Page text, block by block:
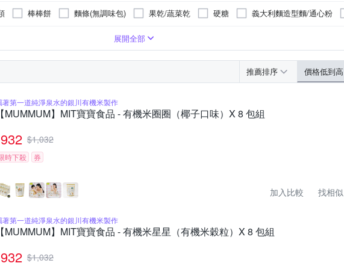
棒棒餅 麵條(無調味包) 果乾/蔬菜乾 硬糖 義大利麵造型麵/通心粉
依包裝顯示
幼兒肉泥 奶粉
依商品包裝顯示
展開全部
推薦排序 價格低到高
著第一道純淨泉水的銀川有機米製作
MUMMUM】MIT寶寶食品 - 有機米圈圈（椰子口味）X 8 包組
932 $1,032
時下殺 券
加入比較 找相似
著第一道純淨泉水的銀川有機米製作
MUMMUM】MIT寶寶食品 - 有機米星星（有機米穀粒）X 8 包組
932 $1,032